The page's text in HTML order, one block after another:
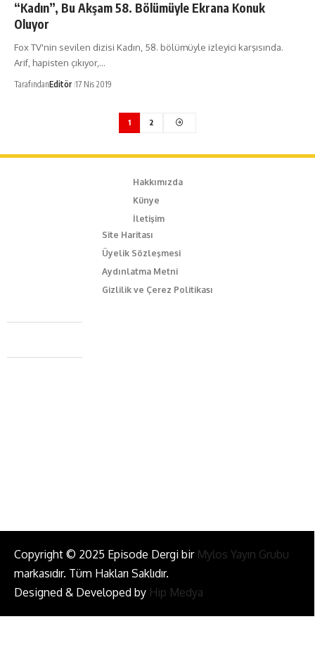
“Kadın”, Bu Akşam 58. Bölümüyle Ekrana Konuk
Oluyor
Fox TV'nin sevilen dizisi Kadın, 58. bölümüyle izleyici karşısında.
Arif, hapisten çıkıyor,…
TarafındanEditör 17 Nis 2019
1 2
Hakkımızda
Künye
İletişim
Site Haritası
Üyelik Sözleşmesi
Aydınlatma Metni
Gizlilik ve Çerez Politikası
Caferağa Mah. Dr. Şakir Paşa Sok. No3/A Kadıköy İstanbul
+90 543 345 46 00
Copyright © 2025 Episode Dergi bir Mylos Yayın Grubu
markasıdır. Tüm Hakları Saklıdır.
Designed & Developed by Hip Medya